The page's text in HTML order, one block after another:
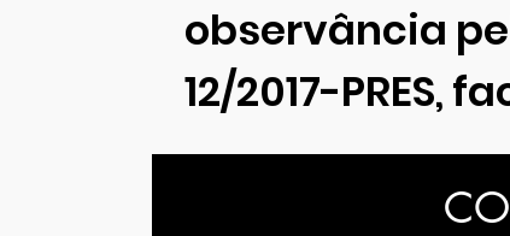
observância
12/2017-PRES,